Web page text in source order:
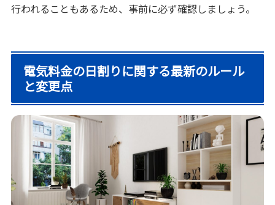
行われることもあるため、事前に必ず確認しましょう。
電気料金の日割りに関する最新のルール
と変更点